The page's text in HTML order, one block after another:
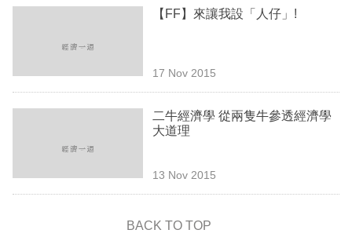
欄
【FF】來讓我設「人仔」!
17 Nov 2015
二牛經濟學 從兩隻牛參透經濟學
大道理
13 Nov 2015
BACK TO TOP